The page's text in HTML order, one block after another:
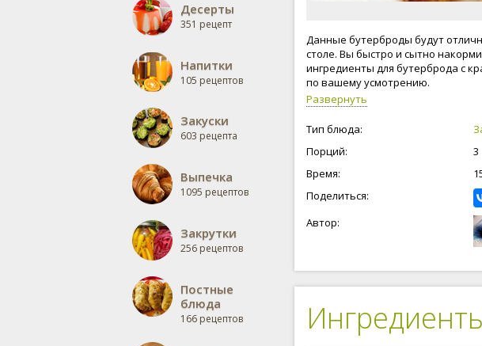
Десерты
351 рецепт
Напитки
105 рецептов
Закуски
603 рецепта
Выпечка
1095 рецептов
Закрутки
256 рецептов
Постные
блюда
166 рецептов
Данные бутерброды будут
столе. Вы быстро и сытно
ингредиенты для бутерброда с
по вашему усмотрению.
Развернуть
Тип блюда:
Порций:
3
Время:
Поделиться:
Автор: